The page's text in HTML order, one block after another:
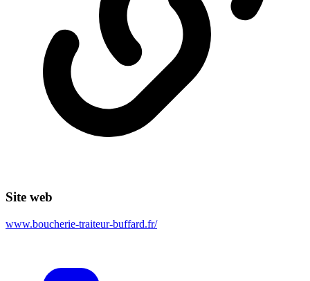
Site web
www.boucherie-traiteur-buffard.fr/